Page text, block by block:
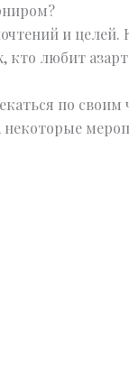
и целей.
кто любит
по своим